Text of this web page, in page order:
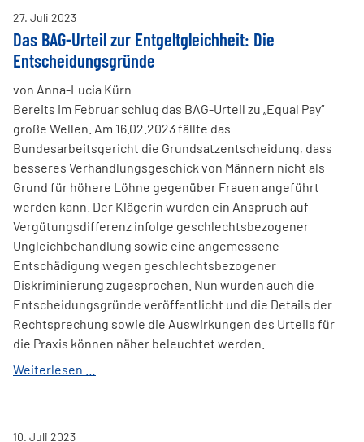
27. Juli 2023
Das BAG-Urteil zur Entgeltgleichheit: Die
Entscheidungsgründe
von Anna-Lucia Kürn
Bereits im Februar schlug das BAG-Urteil zu „Equal Pay“
große Wellen. Am 16.02.2023 fällte das
Bundesarbeitsgericht die Grundsatzentscheidung, dass
besseres Verhandlungsgeschick von Männern nicht als
Grund für höhere Löhne gegenüber Frauen angeführt
werden kann. Der Klägerin wurden ein Anspruch auf
Vergütungsdifferenz infolge geschlechtsbezogener
Ungleichbehandlung sowie eine angemessene
Entschädigung wegen geschlechtsbezogener
Diskriminierung zugesprochen. Nun wurden auch die
Entscheidungsgründe veröffentlicht und die Details der
Rechtsprechung sowie die Auswirkungen des Urteils für
die Praxis können näher beleuchtet werden.
Weiterlesen …
10. Juli 2023